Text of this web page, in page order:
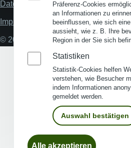
Datenschutz
Impressum
© 2026 My Business Location
Präferenz-Cookies
an Informationen zu
beeinflussen, wie sich
aussieht, wie z. B. Ihre
Region in der Sie sich
Statistiken
Statistik-Cookies helfen
verstehen, wie Besucher
indem Informationen
gemeldet werden.
Auswahl bestätigen
Alle akzeptieren